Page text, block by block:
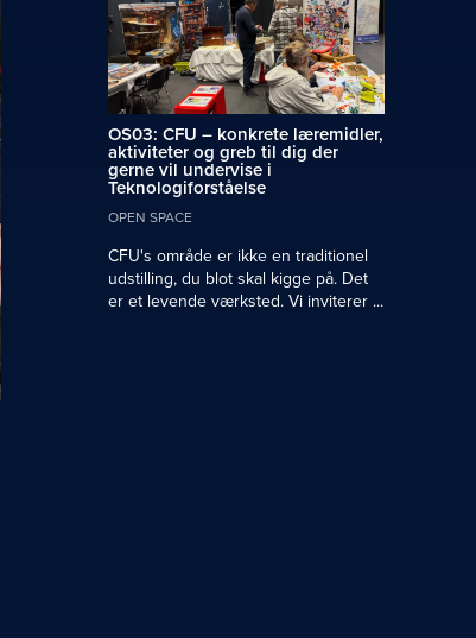
OS03: CFU – konkrete læremidler,
aktiviteter og greb til dig der
gerne vil undervise i
Teknologiforståelse
OPEN SPACE
CFU's område er ikke en traditionel
udstilling, du blot skal kigge på. Det
er et levende værksted. Vi inviterer ...